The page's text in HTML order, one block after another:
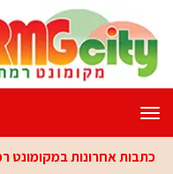
תפריט
כתבות אחרונות במקומונט